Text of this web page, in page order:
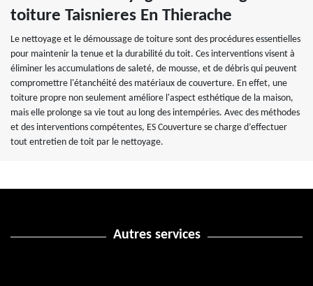
toiture Taisnieres En Thierache
Le nettoyage et le démoussage de toiture sont des procédures essentielles
pour maintenir la tenue et la durabilité du toit. Ces interventions visent à
éliminer les accumulations de saleté, de mousse, et de débris qui peuvent
compromettre l'étanchéité des matériaux de couverture. En effet, une
toiture propre non seulement améliore l'aspect esthétique de la maison,
mais elle prolonge sa vie tout au long des intempéries. Avec des méthodes
et des interventions compétentes, ES Couverture se charge d’effectuer
tout entretien de toit par le nettoyage.
Autres services